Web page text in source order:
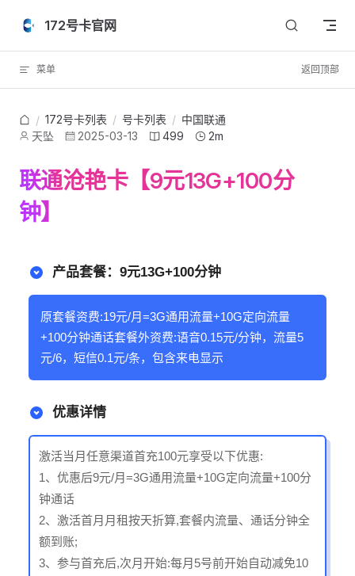
Skip to content
172号卡官网
菜单 返回顶部
/ 172号卡列表 / 号卡列表 / 中国联通
天坠
2025-03-13 499 2m
联通沧艳卡【9元13G+100分
钟】
产品套餐：9元13G+100分钟
原套餐资费:19元/月=3G通用流量+10G定向流量
+100分钟通话套餐外资费:语音0.15元/分钟，流量5
元/6，短信0.1元/条，包含来电显示
优惠详情
激活当月任意渠道首充100元享受以下优惠:
1、优惠后9元/月=3G通用流量+10G定向流量+100分
钟通话
2、激活首月月租按天折算,套餐内流量、通话分钟全
额到账;
3、参与首充后,次月开始:每月5号前开始自动减免10